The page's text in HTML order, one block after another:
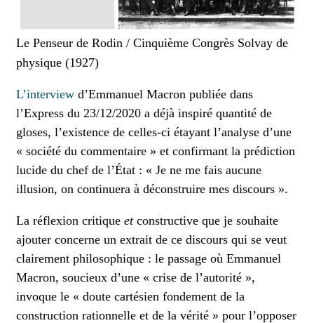
Le Penseur de Rodin / Cinquième Congrès Solvay de
physique (1927)
L’interview d’Emmanuel Macron publiée dans
l’Express du 23/12/2020 a déjà inspiré quantité de
gloses, l’existence de celles-ci étayant l’analyse d’une
« société du commentaire » et confirmant la prédiction
lucide du chef de l’État : « Je ne me fais aucune
illusion, on continuera à déconstruire mes discours ».
La réflexion critique etconstructive que je souhaite
ajouter concerne un extrait de ce discours qui se veut
clairement philosophique : le passage où Emmanuel
Macron, soucieux d’une « crise de l’autorité »,
invoque le « doute cartésien fondement de la
construction rationnelle et de la vérité » pour l’opposer